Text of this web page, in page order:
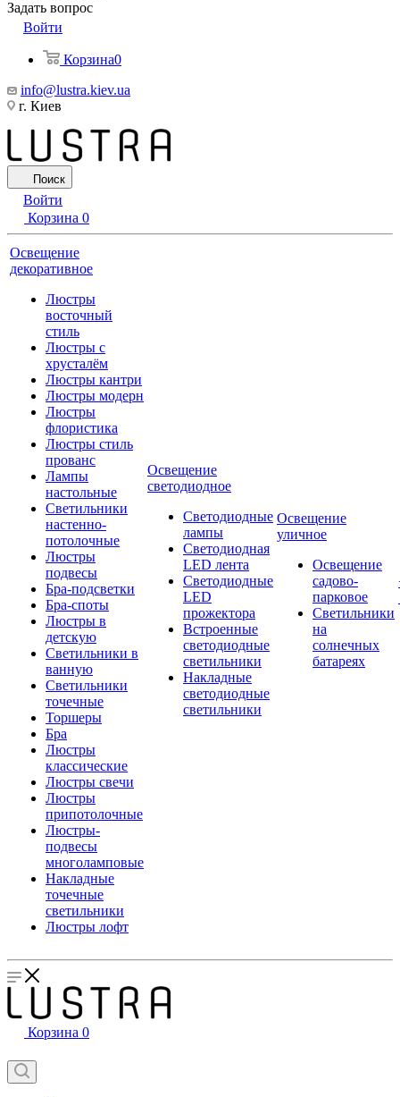
Задать вопрос
Войти
Корзина0
info@lustra.kiev.ua
г. Киев
Поиск
Войти
Корзина 0
Освещение
декоративное
Люстры
восточный
стиль
Люстры с
хрусталём
Люстры кантри
Люстры модерн
Люстры
флористика
Люстры стиль
прованс
Лампы
настольные
Светильники
настенно-
потолочные
Люстры
подвесы
Бра-подсветки
Бра-споты
Люстры в
детскую
Светильники в
ванную
Светильники
точечные
Торшеры
Бра
Люстры
классические
Люстры свечи
Люстры
припотолочные
Люстры-
подвесы
многоламповые
Накладные
точечные
светильники
Люстры лофт
Освещение
светодиодное
Светодиодные
лампы
Светодиодная
LED лента
Светодиодные
LED
прожектора
Встроенные
светодиодные
светильники
Накладные
светодиодные
светильники
Освещение
уличное
Освещение
садово-
парковое
Светильники
на
солнечных
батареях
Корзина 0